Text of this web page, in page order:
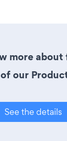
more about
our
See the details